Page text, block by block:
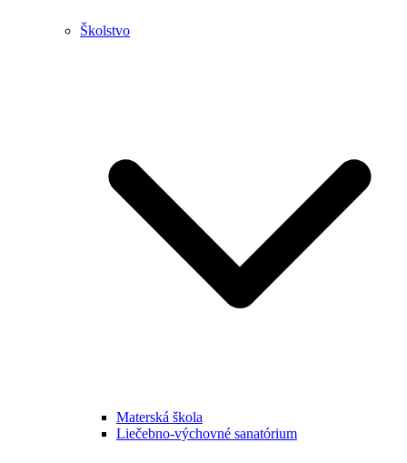
Školstvo
Materská škola
Liečebno-výchovné sanatórium